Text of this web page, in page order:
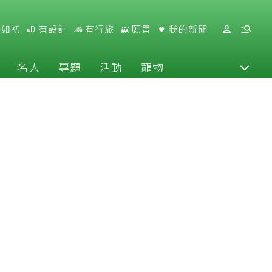
初 有設計 有行旅 願景 我的新聞
名人 專題 活動 寵物